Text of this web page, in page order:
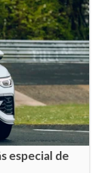
especial de